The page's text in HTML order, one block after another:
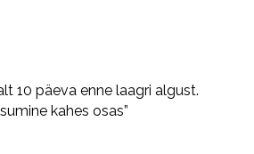
10 päeva enne laagri algust.
kahes osas”